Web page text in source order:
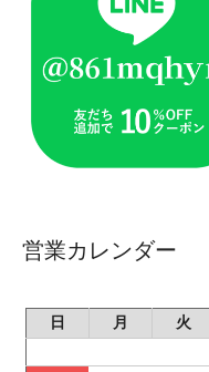
営業カレンダー
日
月 火